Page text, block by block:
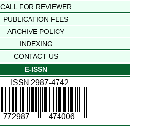
CALL FOR REVIEWER
PUBLICATION FEES
ARCHIVE POLICY
INDEXING
CONTACT US
E-ISSN